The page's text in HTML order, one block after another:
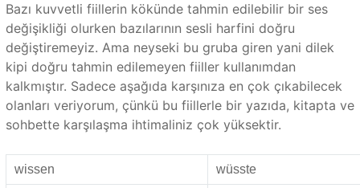
Bazı kuvvetli fiillerin kökünde tahmin edilebilir bir ses
değişikliği olurken bazılarının sesli harfini doğru
değiştiremeyiz. Ama neyseki bu gruba giren yani dilek
kipi doğru tahmin edilemeyen fiiller kullanımdan
kalkmıştır. Sadece aşağıda karşınıza en çok çıkabilecek
olanları veriyorum, çünkü bu fiillerle bir yazıda, kitapta ve
sohbette karşılaşma ihtimaliniz çok yüksektir.
wissen wüsste